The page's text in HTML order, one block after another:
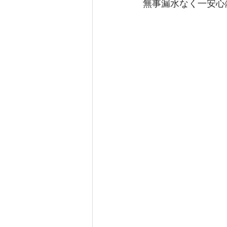
無事漏水なく一安心